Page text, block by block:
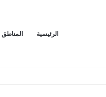
الرئيسية المناطق 1